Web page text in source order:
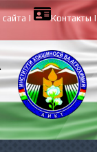
| Контакты|